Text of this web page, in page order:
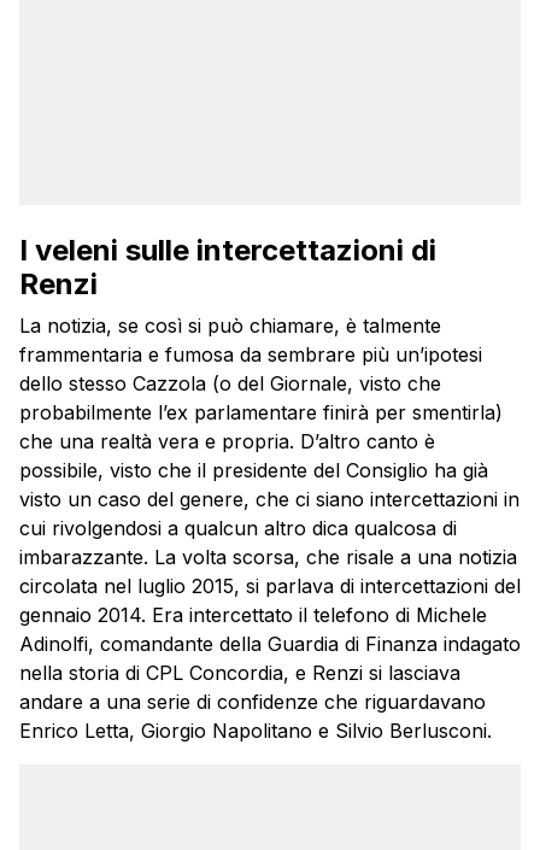
I veleni sulle intercettazioni di
Renzi
La notizia, se così si può chiamare, è talmente
frammentaria e fumosa da sembrare più un’ipotesi
dello stesso Cazzola (o del Giornale, visto che
probabilmente l’ex parlamentare finirà per smentirla)
che una realtà vera e propria. D’altro canto è
possibile, visto che il presidente del Consiglio ha già
visto un caso del genere, che ci siano intercettazioni in
cui rivolgendosi a qualcun altro dica qualcosa di
imbarazzante. La volta scorsa, che risale a una notizia
circolata nel luglio 2015, si parlava di intercettazioni del
gennaio 2014. Era intercettato il telefono di Michele
Adinolfi, comandante della Guardia di Finanza indagato
nella storia di CPL Concordia, e Renzi si lasciava
andare a una serie di confidenze che riguardavano
Enrico Letta, Giorgio Napolitano e Silvio Berlusconi.